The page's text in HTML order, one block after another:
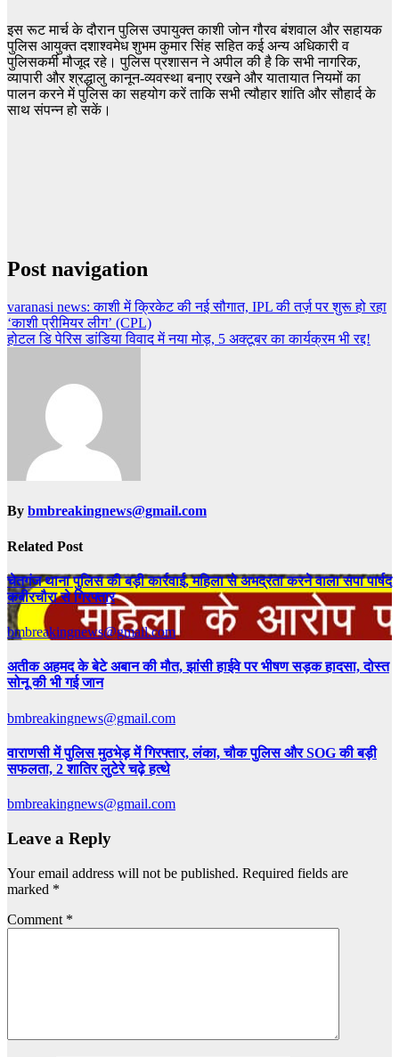
इस रूट मार्च के दौरान पुलिस उपायुक्त काशी जोन गौरव बंशवाल और सहायक
पुलिस आयुक्त दशाश्वमेध शुभम कुमार सिंह सहित कई अन्य अधिकारी व
पुलिसकर्मी मौजूद रहे। पुलिस प्रशासन ने अपील की है कि सभी नागरिक,
व्यापारी और श्रद्धालु कानून-व्यवस्था बनाए रखने और यातायात नियमों का
पालन करने में पुलिस का सहयोग करें ताकि सभी त्यौहार शांति और सौहार्द के
साथ संपन्न हो सकें।
Post navigation
varanasi news: काशी में क्रिकेट की नई सौगात, IPL की तर्ज़ पर शुरू हो रहा
‘काशी प्रीमियर लीग’ (CPL)
होटल डि पेरिस डांडिया विवाद में नया मोड़, 5 अक्टूबर का कार्यक्रम भी रद्द!
By bmbreakingnews@gmail.com
Related Post
चेतगंज थाना पुलिस की बड़ी कार्रवाई, महिला से अभद्रता करने वाला सपा पार्षद
कबीरचौरा से गिरफ्तार
bmbreakingnews@gmail.com
अतीक अहमद के बेटे अबान की मौत, झांसी हाईवे पर भीषण सड़क हादसा, दोस्त
सोनू की भी गई जान
bmbreakingnews@gmail.com
वाराणसी में पुलिस मुठभेड़ में गिरफ्तार, लंका, चौक पुलिस और SOG की बड़ी
सफलता, 2 शातिर लुटेरे चढ़े हत्थे
bmbreakingnews@gmail.com
Leave a Reply
Your email address will not be published. Required fields are
marked *
Comment *